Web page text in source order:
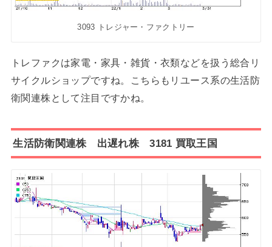
3093 トレジャー・ファクトリー
トレファクは家電・家具・雑貨・衣類などを扱う総合リ
サイクルショップですね。こちらもリユース系の生活防
衛関連株として注目ですかね。
生活防衛関連株 出遅れ株 3181 買取王国